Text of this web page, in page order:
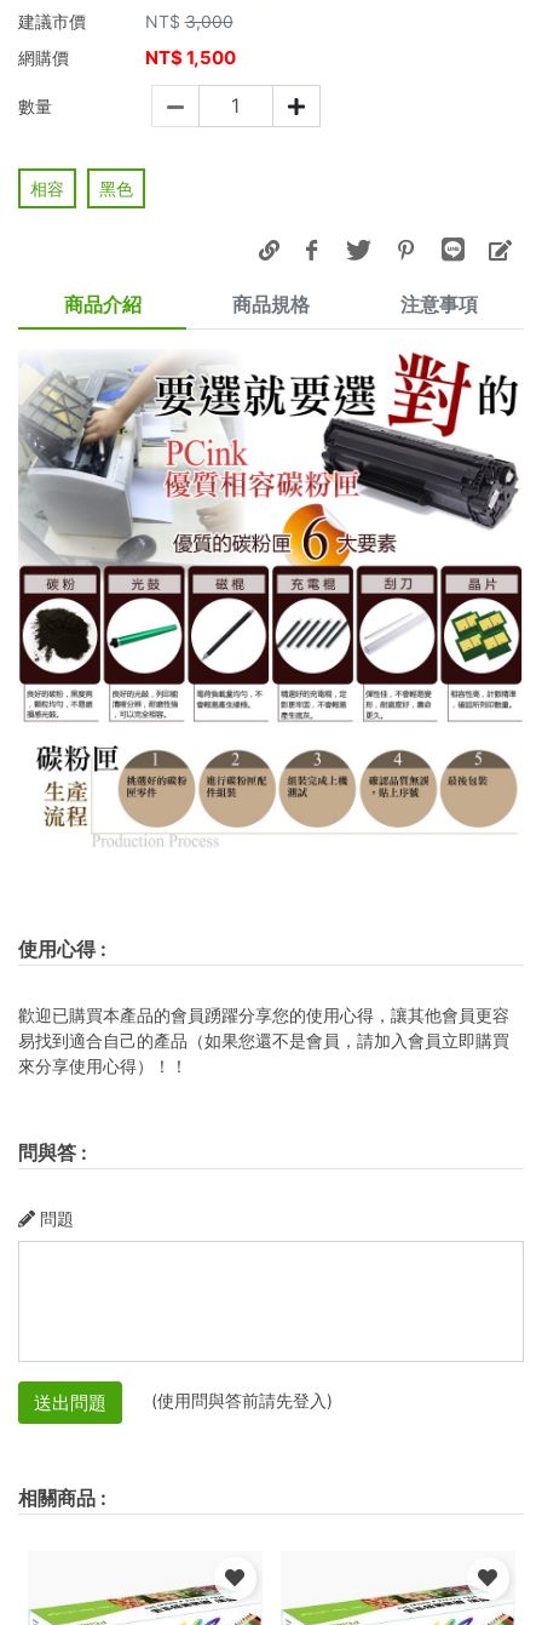
建議市價
NT$ 3,000
網購價
NT$1,500
數量
相容 黑色
商品介紹 商品規格 注意事項
使用心得:
歡迎已購買本產品的會員踴躍分享您的使用心得，讓其他會員更容
易找到適合自己的產品（如果您還不是會員，請加入會員立即購買
來分享使用心得）！！
問與答 :
問題
送出問題 (使用問與答前請先登入)
相關商品 :